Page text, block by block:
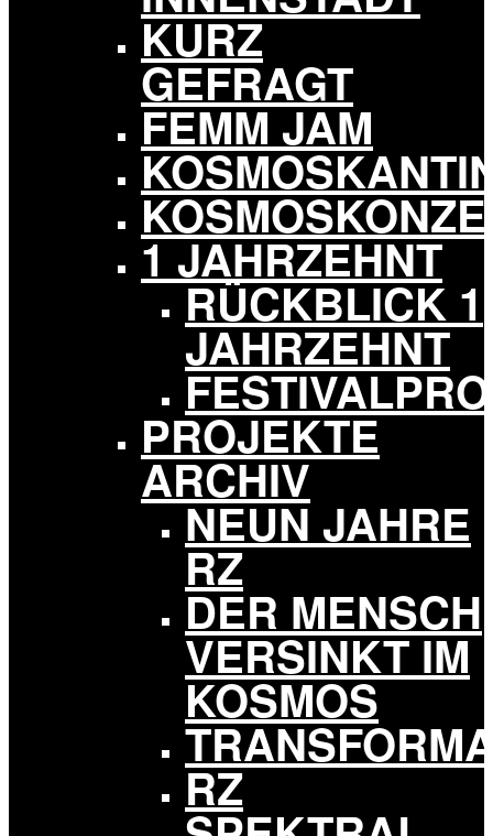
KURZ
GEFRAGT
FEMM JAM
1 JAHRZEHNT
RÜCKBLICK 1
JAHRZEHNT
PROJEKTE
ARCHIV
NEUN JAHRE
RZ
DER MENSCH
VERSINKT IM
KOSMOS
RZ